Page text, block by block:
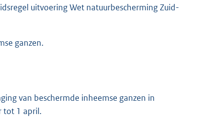
uitvoering Wet natuurbescherming Zuid-
ganzen.
van beschermde inheemse ganzen in
tot 1 april.